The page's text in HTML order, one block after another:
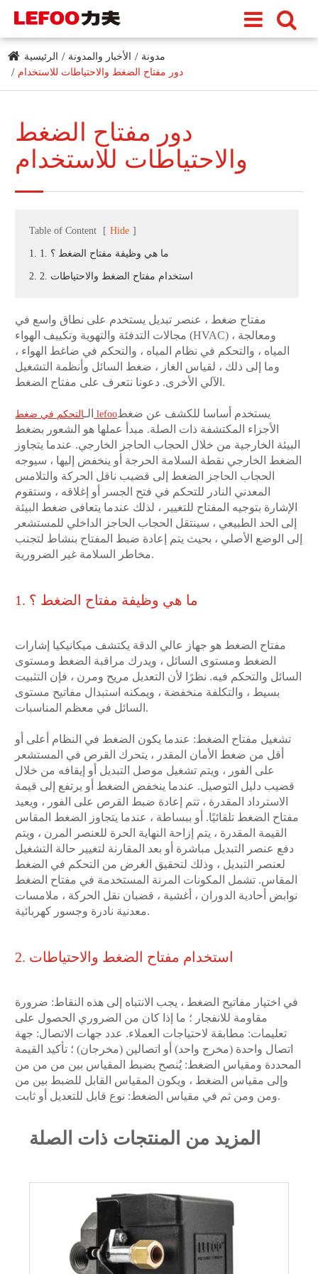
الرئيسية الأخبار والمدونة
مدونة
دور مفتاح الضغط والاحتياطات للاستخدام
دور مفتاح الضغط
والاحتياطات للاستخدام
Table of Content [ Hide ]
1. 1. ما هي وظيفة مفتاح الضغط ؟
2. 2. استخدام مفتاح الضغط والاحتياطات
مفتاح ضغط ، عنصر تبديل يستخدم على نطاق واسع في
مجالات التدفئة والتهوية وتكييف الهواء (HVAC) ، ومعالجة
المياه ، والتحكم في نظام المياه ، والتحكم في ضاغط الهواء ،
وما إلى ذلك ، لقياس الغاز ، ضغط السائل وأنظمة التشغيل
الآلي الأخرى. دعونا نتعرف على مفتاح الضغط.
الـ التحكم في ضغط lefooيستخدم أساسا للكشف عن ضغط
الأجزاء المكتشفة ذات الصلة. مبدأ عملها هو الشعور بضغط
البيئة الخارجية من خلال الحجاب الحاجز الخارجي. عندما يتجاوز
الضغط الخارجي نقطة السلامة الحرجة أو ينخفض إليها ، سيوجه
الحجاب الحاجز الضغط إلى قضيب ناقل الحركة والتلامس
المعدني النادر للتحكم في فتح الجسر أو إغلاقه ، وستقوم
الإشارة بتوجيه المفتاح للتغيير ، لذلك عندما يتعافى ضغط البيئة
إلى الحد الطبيعي ، سينتقل الحجاب الحاجز الداخلي للمستشعر
إلى الوضع الأصلي ، بحيث يتم إعادة ضبط المفتاح بنشاط لتجنب
مخاطر السلامة غير الضرورية.
1. ما هي وظيفة مفتاح الضغط ؟
مفتاح الضغط هو جهاز عالي الدقة يكتشف ميكانيكيا إشارات
الضغط ومستوى السائل ، ويدرك مراقبة الضغط ومستوى
السائل والتحكم فيه. نظرًا لأن التعديل مريح ومرن ، فإن التثبيت
بسيط ، والتكلفة منخفضة ، ويمكنه استبدال مفاتيح مستوى
السائل في معظم المناسبات.
تشغيل مفتاح الضغط: عندما يكون الضغط في النظام أعلى أو
أقل من ضغط الأمان المقدر ، يتحرك القرص في المستشعر
على الفور ، ويتم تشغيل موصل التبديل أو إيقافه من خلال
قضيب دليل التوصيل. عندما ينخفض الضغط أو يرتفع إلى قيمة
الاسترداد المقدرة ، تتم إعادة ضبط القرص على الفور ، ويعيد
مفتاح الضغط تلقائيًا. أو ببساطة ، عندما يتجاوز الضغط المقاس
القيمة المقدرة ، يتم إزاحة النهاية الحرة للعنصر المرن ، ويتم
دفع عنصر التبديل مباشرة أو بعد المقارنة لتغيير حالة التشغيل
لعنصر التبديل ، وذلك لتحقيق الغرض من التحكم في الضغط
المقاس. تشمل المكونات المرنة المستخدمة في مفتاح الضغط
نوابض أحادية الدوران ، أغشية ، قضبان نقل الحركة ، ملامسات
معدنية نادرة وجسور كهربائية.
2. استخدام مفتاح الضغط والاحتياطات
في اختيار مفاتيح الضغط ، يجب الانتباه إلى هذه النقاط: ضرورة
مقاومة للانفجار ؛ ما إذا كان من الضروري الحصول على
تعليمات: مطابقة لاحتياجات العملاء. عدد جهات الاتصال: جهة
اتصال واحدة (مخرج واحد) أو اتصالين (مخرجان) ؛ تأكيد القيمة
المحددة ومقياس الضغط: يُنصح بضبط المقياس بين من من من
وإلى مقياس الضغط ، ويكون المقياس القابل للضبط بين من
ومن ومن ثم في مقياس الضغط: نوع قابل للتعديل أو ثابت.
المزيد من المنتجات ذات الصلة